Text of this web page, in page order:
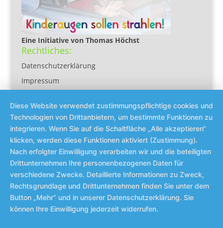
Eine Initiative von Thomas Höchst
Rechtliches:
Datenschutzerklärung
Impressum
Diese Website verwendet zustimmungspflichtige cookies und
Technologien von Drittanbietern, um bestimmte Funktionen zu
integrieren. Wenn Sie auf die Schaltfläche „Alle akzeptieren“
klicken, werden diese Funktionen aktiviert (Zustimmung).
Nach erfolgter Einwilligung verarbeiten wir und die beteiligten
Drittunternehmen Ihre personenbezogenen Daten für
verschiedene Zwecke. Detaillierte Informationen zu Zweck,
Rechtsgrundlage und Drittunternehmen finden Sie unter dem
Button „Mehr“ und in unserer Datenschutzerklärung. Sie
können Ihre Einwilligung jederzeit widerrufen.